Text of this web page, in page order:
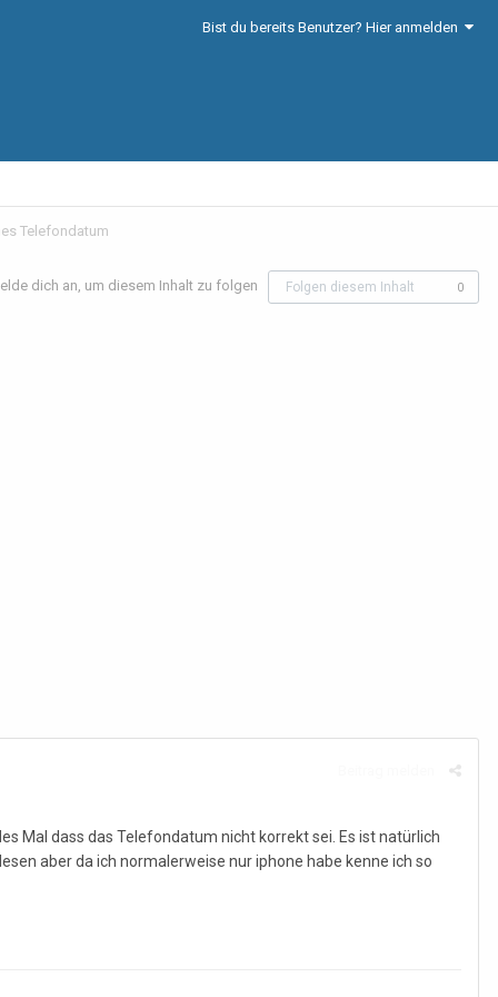
Bist du bereits Benutzer? Hier anmelden
Telefondatum
dich an, um diesem Inhalt zu folgen Folgen diesem Inhalt 0
Mal dass das Telefondatum nicht korrekt sei. Es ist natürlich
aber da ich normalerweise nur iphone habe kenne ich so